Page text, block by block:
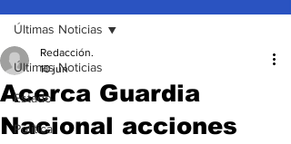
Últimas Noticias
Estado
Política
Últimas Noticias
Acerca Guardia
Nacional acciones
Redacción.
10 jun